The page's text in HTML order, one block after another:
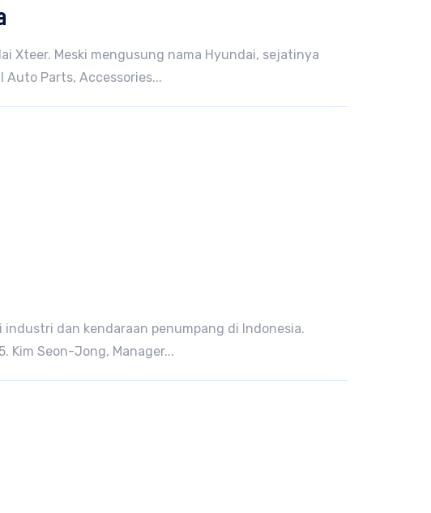
Xteer. Meski mengusung nama Hyundai, sejatinya
Parts, Accessories...
industri dan kendaraan penumpang di Indonesia.
Kim Seon-Jong, Manager...